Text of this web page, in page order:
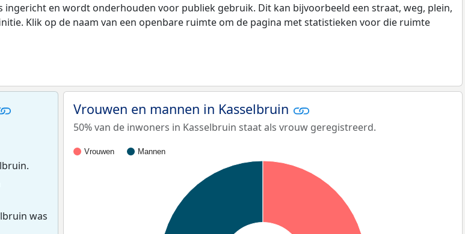
en wordt onderhouden voor publiek gebruik. Dit kan bijvoorbeeld een straat, weg, plein,
Klik op de naam van een openbare ruimte om de pagina met statistieken voor die ruimte
was
Vrouwen en mannen in Kasselbruin
50% van de inwoners in Kasselbruin staat als vrouw geregistreerd.
Vrouwen Mannen